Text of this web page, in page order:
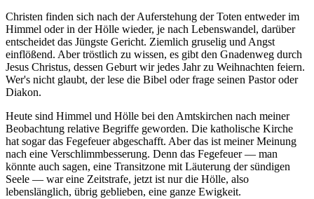
Christen finden sich nach der Auferstehung der Toten entweder im
Himmel oder in der Hölle wieder, je nach Lebenswandel, darüber
entscheidet das Jüngste Gericht. Ziemlich gruselig und Angst
einflößend. Aber tröstlich zu wissen, es gibt den Gnadenweg durch
Jesus Christus, dessen Geburt wir jedes Jahr zu Weihnachten feiern.
Wer's nicht glaubt, der lese die Bibel oder frage seinen Pastor oder
Diakon.
Heute sind Himmel und Hölle bei den Amtskirchen nach meiner
Beobachtung relative Begriffe geworden. Die katholische Kirche
hat sogar das Fegefeuer abgeschafft. Aber das ist meiner Meinung
nach eine Verschlimmbesserung. Denn das Fegefeuer — man
könnte auch sagen, eine Transitzone mit Läuterung der sündigen
Seele — war eine Zeitstrafe, jetzt ist nur die Hölle, also
lebenslänglich, übrig geblieben, eine ganze Ewigkeit.